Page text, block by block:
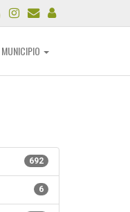
MUNICIPIO
692
6